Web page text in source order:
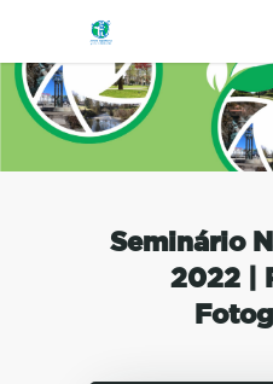
Seminário
2022 |